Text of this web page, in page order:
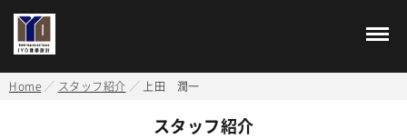
Home スタッフ紹介 上田 潤一
スタッフ紹介